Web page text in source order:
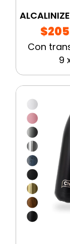
Con
9